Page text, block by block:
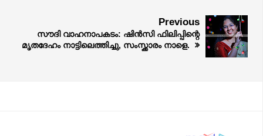
Previous
സൗദി വാഹനാപകടം: ഷിൻസി ഫിലിപ്പിന്റെ
മൃതദേഹം നാട്ടിലെത്തിച്ചു, സംസ്ക്കാരം നാളെ.